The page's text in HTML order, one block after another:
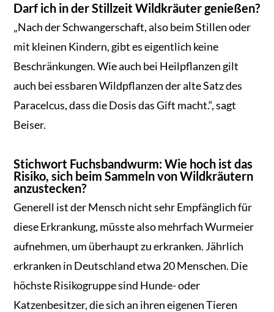
Darf ich in der Stillzeit Wildkräuter genießen?
„Nach der Schwangerschaft, also beim Stillen oder
mit kleinen Kindern, gibt es eigentlich keine
Beschränkungen. Wie auch bei Heilpflanzen gilt
auch bei essbaren Wildpflanzen der alte Satz des
Paracelcus, dass die Dosis das Gift macht.“, sagt
Beiser.
Stichwort Fuchsbandwurm: Wie hoch ist das
Risiko, sich beim Sammeln von Wildkräutern
anzustecken?
Generell ist der Mensch nicht sehr Empfänglich für
diese Erkrankung, müsste also mehrfach Wurmeier
aufnehmen, um überhaupt zu erkranken. Jährlich
erkranken in Deutschland etwa 20 Menschen. Die
höchste Risikogruppe sind Hunde- oder
Katzenbesitzer, die sich an ihren eigenen Tieren